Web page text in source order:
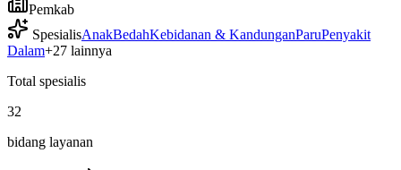
Pemkab
SpesialisAnakBedahKebidanan & KandunganParuPenyakit
Dalam+27 lainnya
Total spesialis
32
bidang layanan